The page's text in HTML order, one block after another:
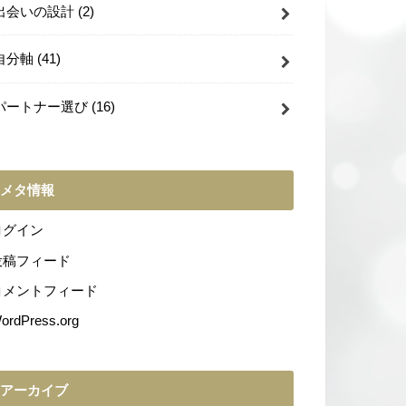
会いの設計 (2)
分軸 (41)
ートナー選び (16)
メタ情報
グイン
稿フィード
メントフィード
アーカイブ